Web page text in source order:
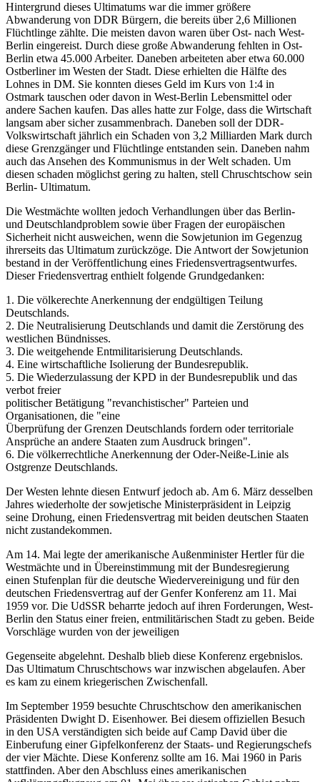
Hintergrund dieses Ultimatums war die immer größere
Abwanderung von DDR Bürgern, die bereits über 2,6 Millionen
Flüchtlinge zählte. Die meisten davon waren über Ost- nach West-
Berlin eingereist. Durch diese große Abwanderung fehlten in Ost-
Berlin etwa 45.000 Arbeiter. Daneben arbeiteten aber etwa 60.000
Ostberliner im Westen der Stadt. Diese erhielten die Hälfte des
Lohnes in DM. Sie konnten dieses Geld im Kurs von 1:4 in
Ostmark tauschen oder davon in West-Berlin Lebensmittel oder
andere Sachen kaufen. Das alles hatte zur Folge, dass die Wirtschaft
langsam aber sicher zusammenbrach. Daneben soll der DDR-
Volkswirtschaft jährlich ein Schaden von 3,2 Milliarden Mark durch
diese Grenzgänger und Flüchtlinge entstanden sein. Daneben nahm
auch das Ansehen des Kommunismus in der Welt schaden. Um
diesen schaden möglichst gering zu halten, stell Chruschtschow sein
Berlin- Ultimatum.
Die Westmächte wollten jedoch Verhandlungen über das Berlin-
und Deutschlandproblem sowie über Fragen der europäischen
Sicherheit nicht ausweichen, wenn die Sowjetunion im Gegenzug
ihrerseits das Ultimatum zurückzöge. Die Antwort der Sowjetunion
bestand in der Veröffentlichung eines Friedensvertragsentwurfes.
Dieser Friedensvertrag enthielt folgende Grundgedanken:
1. Die völkerechte Anerkennung der endgültigen Teilung
Deutschlands.
2. Die Neutralisierung Deutschlands und damit die Zerstörung des
westlichen Bündnisses.
3. Die weitgehende Entmilitarisierung Deutschlands.
4. Eine wirtschaftliche Isolierung der Bundesrepublik.
5. Die Wiederzulassung der KPD in der Bundesrepublik und das
verbot freier
politischer Betätigung "revanchistischer" Parteien und
Organisationen, die "eine
Überprüfung der Grenzen Deutschlands fordern oder territoriale
Ansprüche an andere Staaten zum Ausdruck bringen".
6. Die völkerrechtliche Anerkennung der Oder-Neiße-Linie als
Ostgrenze Deutschlands.
Der Westen lehnte diesen Entwurf jedoch ab. Am 6. März desselben
Jahres wiederholte der sowjetische Ministerpräsident in Leipzig
seine Drohung, einen Friedensvertrag mit beiden deutschen Staaten
nicht zustandekommen.
Am 14. Mai legte der amerikanische Außenminister Hertler für die
Westmächte und in Übereinstimmung mit der Bundesregierung
einen Stufenplan für die deutsche Wiedervereinigung und für den
deutschen Friedensvertrag auf der Genfer Konferenz am 11. Mai
1959 vor. Die UdSSR beharrte jedoch auf ihren Forderungen, West-
Berlin den Status einer freien, entmilitärischen Stadt zu geben. Beide
Vorschläge wurden von der jeweiligen
Gegenseite abgelehnt. Deshalb blieb diese Konferenz ergebnislos.
Das Ultimatum Chruschtschows war inzwischen abgelaufen. Aber
es kam zu einem kriegerischen Zwischenfall.
Im September 1959 besuchte Chruschtschow den amerikanischen
Präsidenten Dwight D. Eisenhower. Bei diesem offiziellen Besuch
in den USA verständigten sich beide auf Camp David über die
Einberufung einer Gipfelkonferenz der Staats- und Regierungschefs
der vier Mächte. Diese Konferenz sollte am 16. Mai 1960 in Paris
stattfinden. Aber den Abschluss eines amerikanischen